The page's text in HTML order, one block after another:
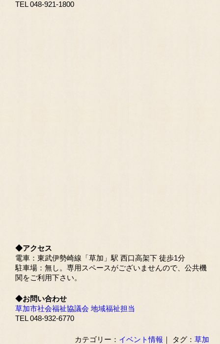
TEL 048-921-1800
◆アクセス
電車：東武伊勢崎線「草加」駅 西口高架下 徒歩1分
駐車場：無し。専用スペースがございませんので、公共機
関をご利用下さい。
◆お問い合わせ
草加市社会福祉協議会 地域福祉担当
TEL 048-932-6770
カテゴリー： イベント情報 ｜ タグ：草加